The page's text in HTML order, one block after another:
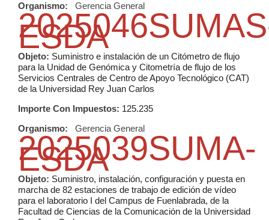
Organismo:
Gerencia General
ESDA
Objeto: Suministro e instalación de un Citómetro de flujo
para la Unidad de Genómica y Citometría de flujo de los
Servicios Centrales de Centro de Apoyo Tecnológico (CAT)
de la Universidad Rey Juan Carlos
Importe Con Impuestos: 125.235
Organismo:
Gerencia General
2025039SUMA-
ESDA
Objeto: Suministro, instalación, configuración y puesta en
marcha de 82 estaciones de trabajo de edición de vídeo
para el laboratorio I del Campus de Fuenlabrada, de la
Facultad de Ciencias de la Comunicación de la Universidad